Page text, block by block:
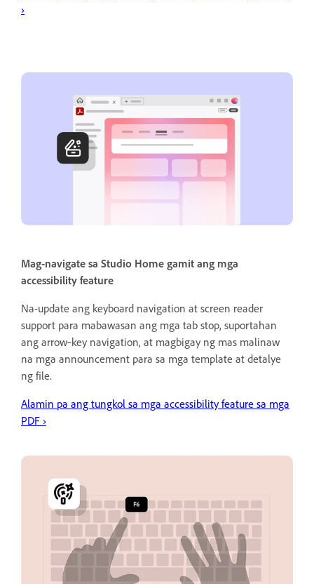
›
Mag-navigate sa Studio Home gamit ang mga
accessibility feature
Na-update ang keyboard navigation at screen reader
support para mabawasan ang mga tab stop, suportahan
ang arrow‑key navigation, at magbigay ng mas malinaw
na mga announcement para sa mga template at detalye
ng file.
Alamin pa ang tungkol sa mga accessibility feature sa mga
PDF ›